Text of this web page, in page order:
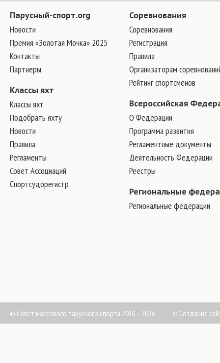
Парусный-спорт.org
Новости
Премия «Золотая Мочка» 2025
Контакты
Партнеры
Классы яхт
Классы яхт
Подобрать яхту
Новости
Правила
Регламенты
Совет Ассоциаций
Спортсудорегистр
Соревнования
Соревнования
Регистрация
Правила
Организаторам
Рейтинг спортсменов
Всероссийская
О Федерации
Программа развития
Регламентные документы
Деятельность Федерации
Реестры
Региональные
Региональные федерации
© Совет массового парусного спорта 2016—2026 © Создание